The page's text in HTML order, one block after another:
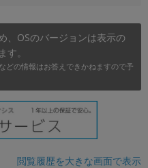
、OSのバージョンは表示の
す。
どの情報はお答えできかねますので予
閲覧履歴を大きな画面で表示
円